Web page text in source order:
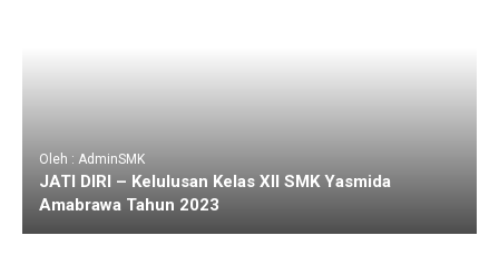
Oleh : AdminSMK
JATI DIRI – Kelulusan Kelas XII SMK Yasmida
Amabrawa Tahun 2023